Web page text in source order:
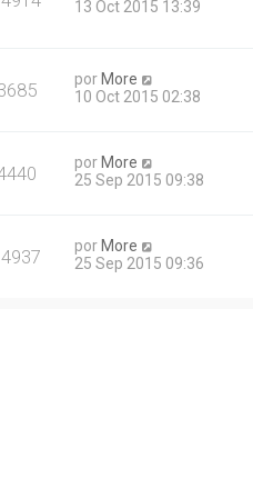
13 Oct 2015 13:39
por More
10 Oct 2015 02:38
por More
25 Sep 2015 09:38
por More
25 Sep 2015 09:36